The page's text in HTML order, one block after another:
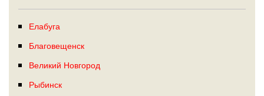
Елабуга
Благовещенск
Великий Новгород
Рыбинск